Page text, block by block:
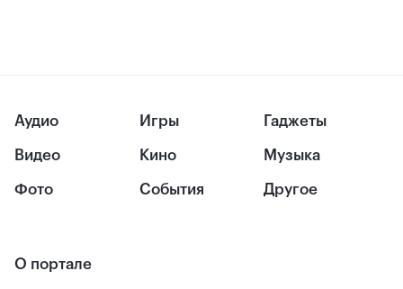
Аудио
Видео
Фото
Игры
Кино
События
Гаджеты
Музыка
Другое
О портале